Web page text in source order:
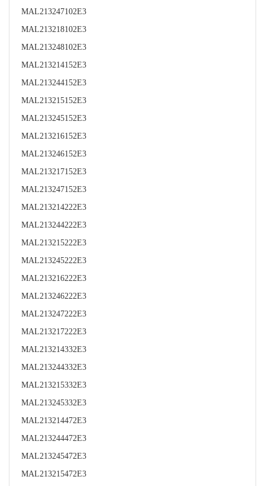
MAL213247102E3
MAL213218102E3
MAL213248102E3
MAL213214152E3
MAL213244152E3
MAL213215152E3
MAL213245152E3
MAL213216152E3
MAL213246152E3
MAL213217152E3
MAL213247152E3
MAL213214222E3
MAL213244222E3
MAL213215222E3
MAL213245222E3
MAL213216222E3
MAL213246222E3
MAL213247222E3
MAL213217222E3
MAL213214332E3
MAL213244332E3
MAL213215332E3
MAL213245332E3
MAL213214472E3
MAL213244472E3
MAL213245472E3
MAL213215472E3